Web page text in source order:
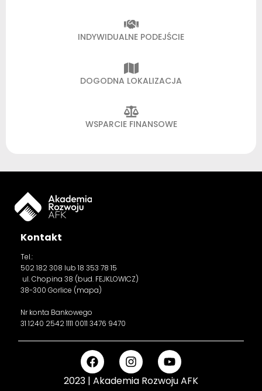
INDYWIDUALNE PODEJŚCIE
DOGODNA LOKALIZACJA
WSPARCIE FINANSOWE
Kontakt
Tel.:
502 182 308 lub 18 353 78 15
ul. Chopina 38 (bud. FEJKLOWICZ)
38-300 Gorlice (mapa)
Nr konta Bankowego
31 1240 2542 1111 0011 3476 9470
2023 | Akademia Rozwoju AFK